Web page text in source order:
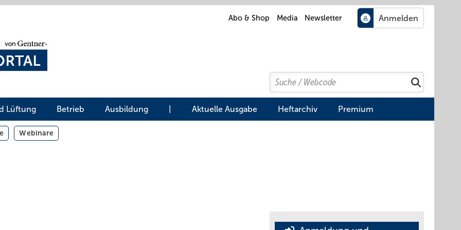
Abo & Shop Media Newsletter
Search
Suchen
Lüftung Betrieb Ausbildung Aktuelle Ausgabe Heftarchiv Premium
Webinare